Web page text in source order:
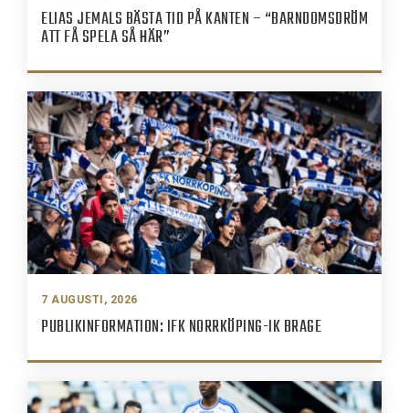
ELIAS JEMALS BÄSTA TID PÅ KANTEN – “BARNDOMSDRÖM
ATT FÅ SPELA SÅ HÄR”
7 AUGUSTI, 2026
PUBLIKINFORMATION: IFK NORRKÖPING-IK BRAGE